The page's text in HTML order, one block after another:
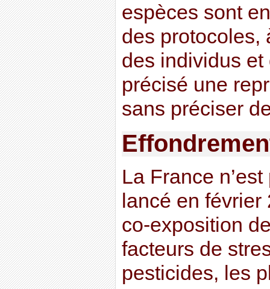
espèces sont
des protocoles,
des individus
précisé une
sans préciser
La France
lancé en
co-exposition
facteurs de
pesticides, les